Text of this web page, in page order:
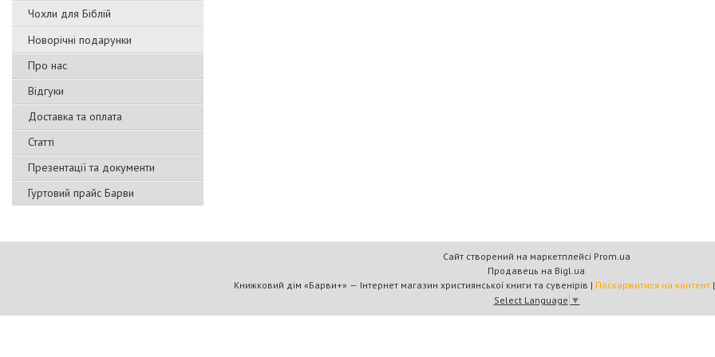
Чохли для Біблій
Новорічні подарунки
Про нас
Відгуки
Доставка та оплата
Статті
Презентації та документи
Гуртовий прайс Барви
Сайт створений на маркетплейсі Prom.ua
Продавець на Bigl.ua
Книжковий дім «Барви+» — Інтернет магазин християнської книги та сувенірів | Поскаржитися на контент |
Select Language ▼